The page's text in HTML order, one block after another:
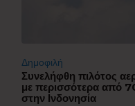
Δημοφιλή
Συνελήφθη πιλότος
με περισσότερα από
στην Ινδονησία